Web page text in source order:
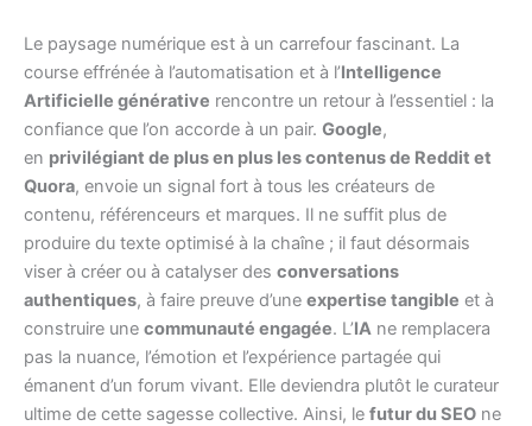
Le paysage numérique est à un carrefour fascinant. La
course effrénée à l’automatisation et à l’Intelligence
Artificielle générative rencontre un retour à l’essentiel : la
confiance que l’on accorde à un pair. Google,
en privilégiant de plus en plus les contenus de Reddit et
Quora, envoie un signal fort à tous les créateurs de
contenu, référenceurs et marques. Il ne suffit plus de
produire du texte optimisé à la chaîne ; il faut désormais
viser à créer ou à catalyser des conversations
authentiques, à faire preuve d’une expertise tangible et à
construire une communauté engagée. L’IA ne remplacera
pas la nuance, l’émotion et l’expérience partagée qui
émanent d’un forum vivant. Elle deviendra plutôt le curateur
ultime de cette sagesse collective. Ainsi, le futur du SEO ne